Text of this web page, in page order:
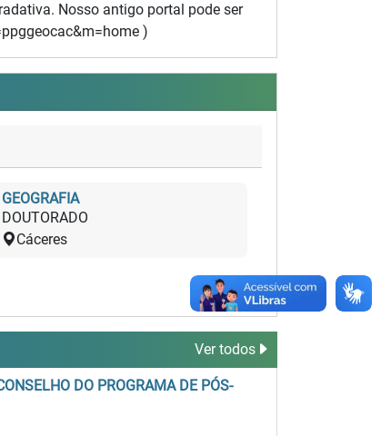
Nosso antigo portal pode ser
)
GEOGRAFIA
DOUTORADO
Cáceres
Ver todos
DO PROGRAMA DE PÓS-